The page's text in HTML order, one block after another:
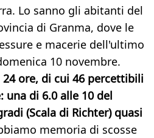
Lo sanno gli abitanti del
di Granma, dove le
e macerie dell'ultimo
10 novembre.
ore, di cui 46 percettibili
di 6.0 alle 10 del
(Scala di Richter) quasi
memoria di scosse